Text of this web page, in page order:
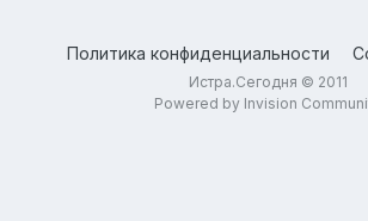
Политика конфиденциальности
Истра.Сегодня © 2011
Powered by Invision